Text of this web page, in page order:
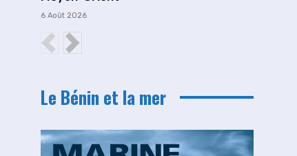
6 Août 2026
Le Bénin et la mer